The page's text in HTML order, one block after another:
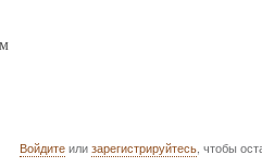
Войдитеили зарегистрируйтесь, чтобы